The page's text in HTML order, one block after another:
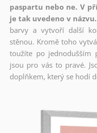
paspartu nebo ne. V
je tak uvedeno v názvu.
barvy a vytvoří další
stěnou. Kromě toho
toužíte po jednodušším
jsou pro vás to pravé.
doplňkem, který se hodí